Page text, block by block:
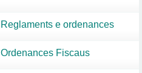
Reglaments e ordenances
Ordenances Fiscaus